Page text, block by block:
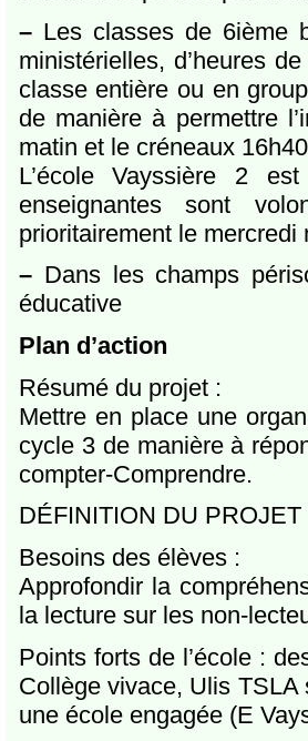
–Les classes de 6ième
ministérielles, d’heures
classe entière ou en
de manière à permettre
matin et le créneaux
L’école Vayssière 2
enseignantes sont
prioritairement le mercredi
–Dans les champs
éducative
Plan d’action
Résumé du projet :
Mettre en place une
cycle 3 de manière à
compter-Comprendre.
DÉFINITION DU PROJET
Besoins des élèves :
Approfondir la
la lecture sur les non-
Points forts de l’école :
Collège vivace, Ulis
une école engagée (E